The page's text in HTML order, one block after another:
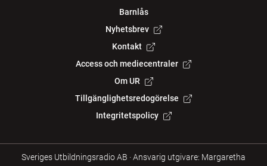
Barnlås
Nyhetsbrev
Kontakt
Access och mediecentraler
Om UR
Tillgänglighetsredogörelse
Integritetspolicy
Sveriges Utbildningsradio AB ·Ansvarig utgivare: Margaretha